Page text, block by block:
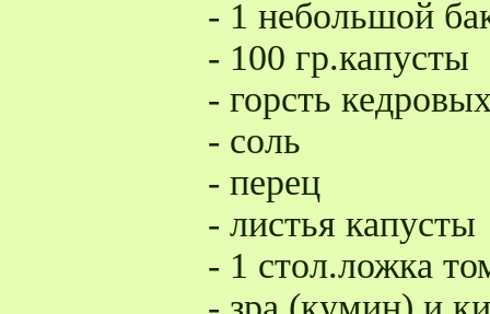
- 1 небольшой
- 100 гр.капусты
- горсть
- соль
- перец
- листья капусты
- 1 стол.ложка